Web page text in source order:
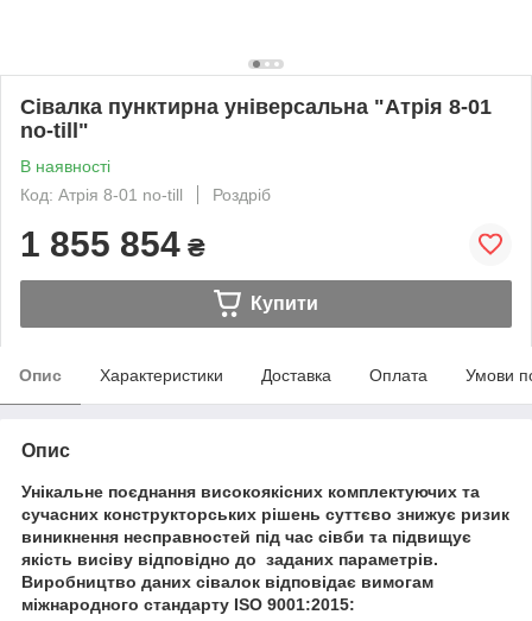
Сівалка пунктирна універсальна "Атрія 8-01
no-till"
В наявності
Код: Атрія 8-01 no-till
Роздріб
1 855 854 ₴
Купити
Опис Характеристики Доставка Оплата Умови
Опис
Унікальне поєднання високоякісних комплектуючих та
сучасних конструкторських рішень суттєво знижує ризик
виникнення несправностей під час сівби та підвищує
якість висіву відповідно до заданих параметрів.
Виробництво даних сівалок відповідає вимогам
міжнародного стандарту ISO 9001:2015: